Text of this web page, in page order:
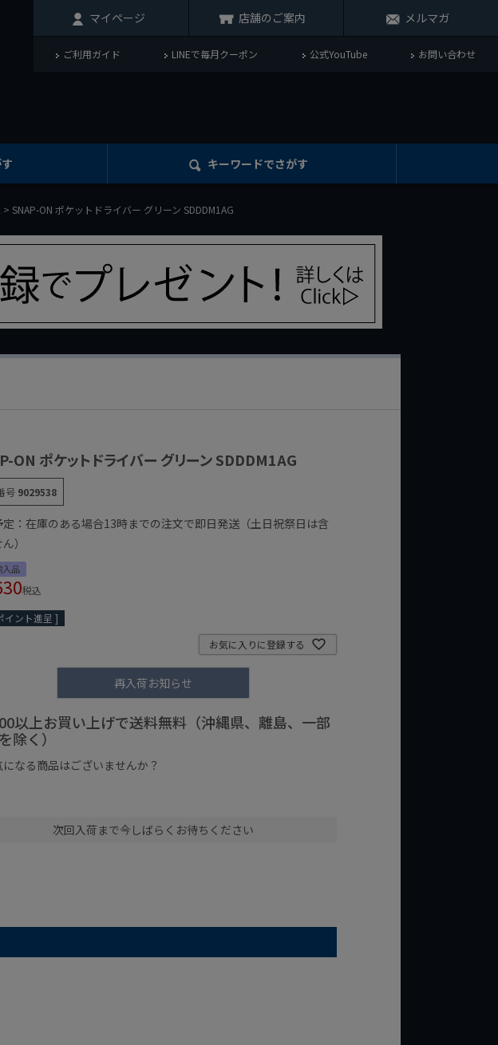
マイページ 店舗のご案内 メルマガ
ご利用ガイド LINEで毎月クーポン 公式YouTube お問い合わせ
キーワードでさがす
SNAP-ON ポケットドライバー グリーン SDDDM1AG
ON ポケットドライバー グリーン SDDDM1AG
号 9029538
定：在庫のある場合13時までの注文で即日発送（土日祝祭日は含
）
入品
税込
イント進呈 ]
お気に入りに登録する
再入荷お知らせ
以上お買い上げで送料無料（沖縄県、離島、一部
除く）
なる商品はございませんか？
次回入荷まで今しばらくお待ちください